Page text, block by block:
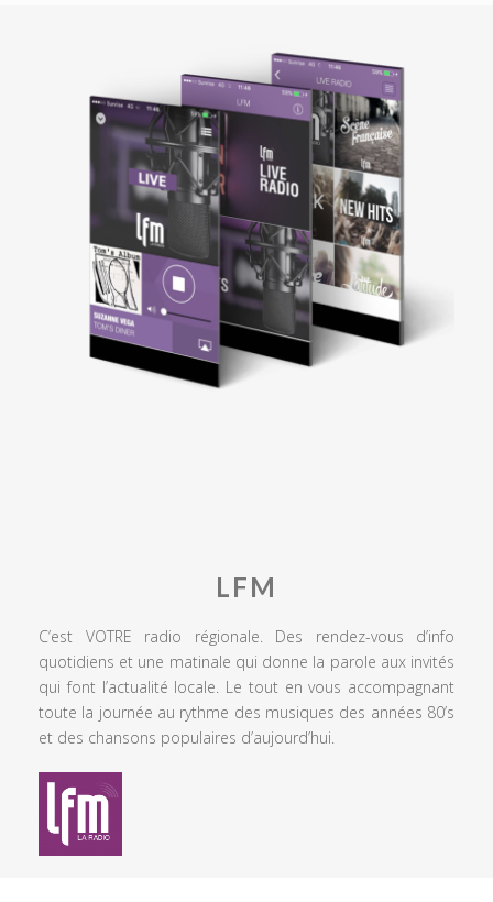
LFM
C’est VOTRE radio régionale. Des rendez-vous d’info
quotidiens et une matinale qui donne la parole aux invités
qui font l’actualité locale. Le tout en vous accompagnant
toute la journée au rythme des musiques des années 80’s
et des chansons populaires d’aujourd’hui.